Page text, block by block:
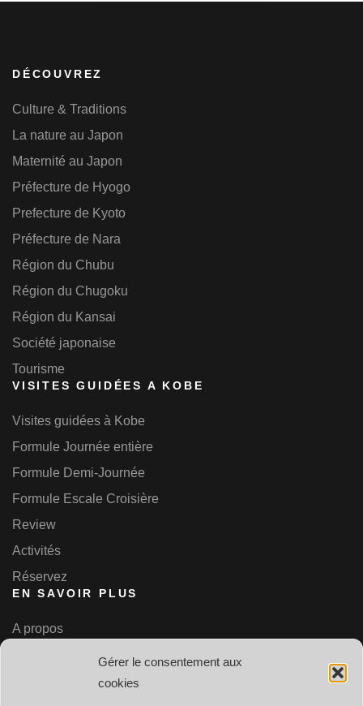
Gérer le consentement aux
cookies
DÉCOUVREZ
Culture & Traditions
La nature au Japon
Maternité au Japon
Préfecture de Hyogo
Prefecture de Kyoto
Préfecture de Nara
Région du Chubu
Région du Chugoku
Région du Kansai
Société japonaise
Tourisme
VISITES GUIDÉES A KOBE
Visites guidées à Kobe
Formule Journée entière
Formule Demi-Journée
Formule Escale Croisière
Review
Activités
Réservez
EN SAVOIR PLUS
A propos